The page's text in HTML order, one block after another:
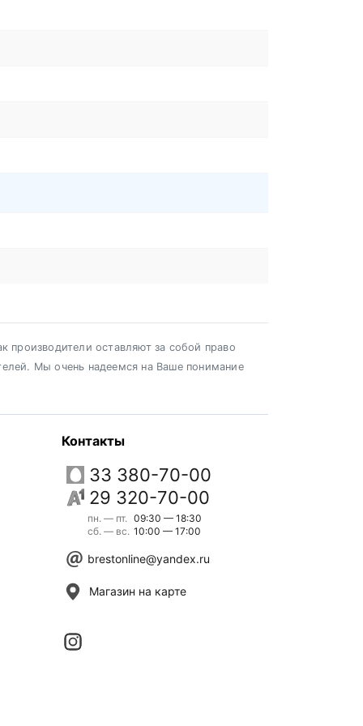
производители оставляют за собой право
Мы очень надеемся на Ваше понимание
Контакты
33 380-70-00
29 320-70-00
пн. — пт.
сб. — вс.
09:30 — 18:30
10:00 — 17:00
brestonline@yandex.ru
Магазин на карте